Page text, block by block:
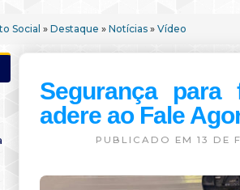
Social » Destaque » Notícias » Vídeo
Segurança
adere ao Fale
PUBLICADO EM 13 DE